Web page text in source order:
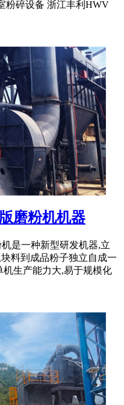
粉碎设备 浙江丰利HWV
磨粉机机器
是一种新型研发机器,立
料到成品粉子独立自成一
生产能力大,易于规模化